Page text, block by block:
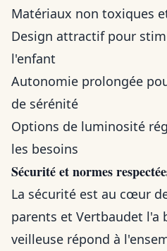
Matériaux non toxiques
Design attractif pour
l'enfant
Autonomie prolongée
de sérénité
Options de luminosité
les besoins
Sécurité et normes
La sécurité est au cœur
parents et Vertbaudet l'a
veilleuse répond à